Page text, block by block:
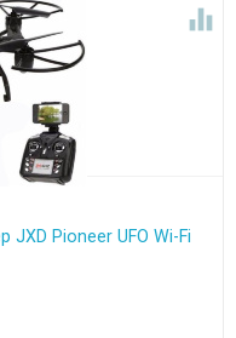

Pioneer UFO Wi-Fi